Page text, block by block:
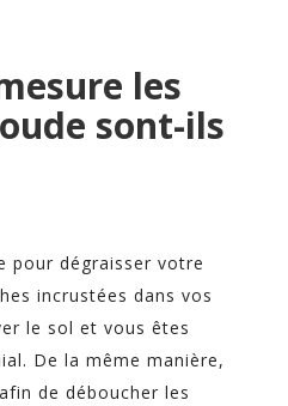
les
sont-ils
pour dégraisser votre
incrustées dans vos
le sol et vous êtes
De la même manière,
de déboucher les